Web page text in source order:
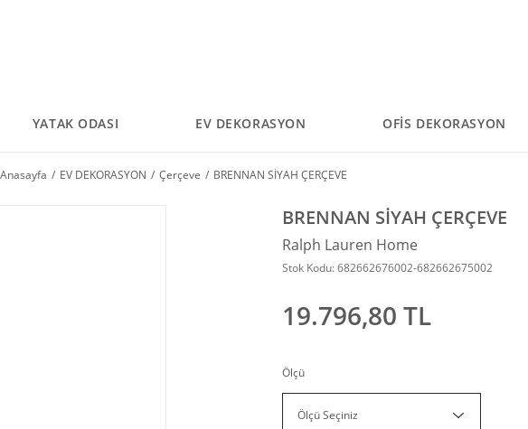
YATAK ODASI EV DEKORASYON OFİS DEKORASYON
Anasayfa EV DEKORASYON Çerçeve BRENNAN SİYAH ÇERÇEVE
BRENNAN SİYAH ÇERÇEVE
Ralph Lauren Home
Stok Kodu: 682662676002-682662675002
19.796,80 TL
Ölçü